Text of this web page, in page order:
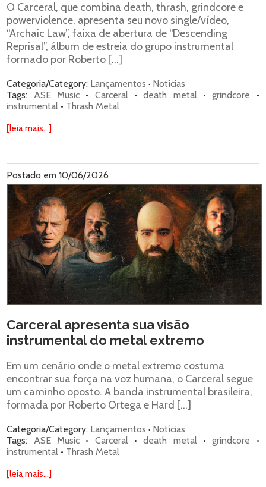
O Carceral, que combina death, thrash, grindcore e
powerviolence, apresenta seu novo single/vídeo,
“Archaic Law”, faixa de abertura de “Descending
Reprisal”, álbum de estreia do grupo instrumental
formado por Roberto […]
Categoria/Category: Lançamentos · Notícias
Tags: ASE Music• Carceral•death metal•grindcore •
instrumental • Thrash Metal
[leia mais...]
Postado em 10/06/2026
Carceral apresenta sua visão
instrumental do metal extremo
Em um cenário onde o metal extremo costuma
encontrar sua força na voz humana, o Carceral segue
um caminho oposto. A banda instrumental brasileira,
formada por Roberto Ortega e Hard […]
Categoria/Category: Lançamentos · Notícias
Tags: ASE Music• Carceral•death metal•grindcore •
instrumental • Thrash Metal
[leia mais...]